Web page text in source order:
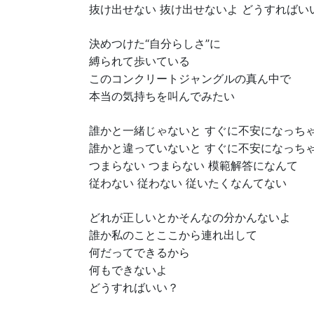
抜け出せない 抜け出せないよ どうすればい
決めつけた“自分らしさ”に
縛られて歩いている
このコンクリートジャングルの真ん中で
本当の気持ちを叫んでみたい
誰かと一緒じゃないと すぐに不安になっち
誰かと違っていないと すぐに不安になっち
つまらない つまらない 模範解答になんて
従わない 従わない 従いたくなんてない
どれが正しいとかそんなの分かんないよ
誰か私のことここから連れ出して
何だってできるから
何もできないよ
どうすればいい？